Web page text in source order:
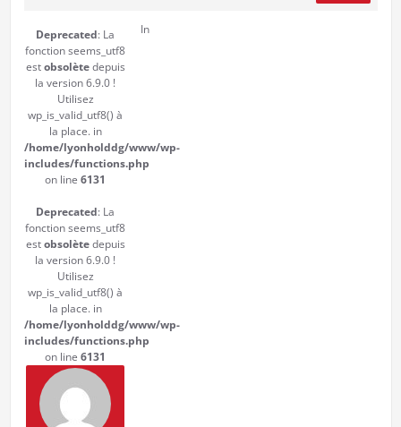
Deprecated: La
fonction seems_utf8
estobsolètedepuis
la version 6.9.0 !
Utilisez
wp_is_valid_utf8() à
la place. in
/home/lyonholddg/www/wp-
includes/functions.php
on line 6131
Deprecated: La
fonction seems_utf8
estobsolètedepuis
la version 6.9.0 !
Utilisez
wp_is_valid_utf8() à
la place. in
/home/lyonholddg/www/wp-
includes/functions.php
on line 6131
In